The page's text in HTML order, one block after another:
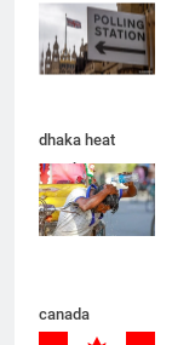
dhaka heat
weather
canada